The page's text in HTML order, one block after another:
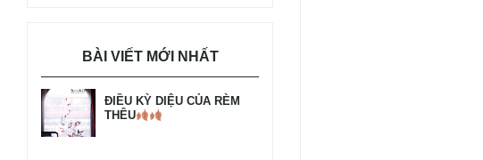
BÀI VIẾT MỚI NHẤT
ĐIỀU KỲ DIỆU CỦA RÈM
THÊU